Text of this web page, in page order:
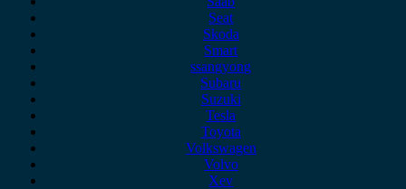
Seat
Skoda
Smart
ssangyong
Subaru
Suzuki
Tesla
Toyota
Volkswagen
Volvo
Xev